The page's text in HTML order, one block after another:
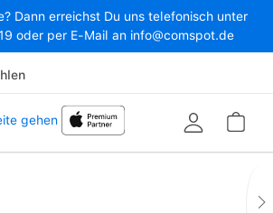
Dann erreichst Du uns telefonisch unter
oder per E-Mail an info@comspot.de